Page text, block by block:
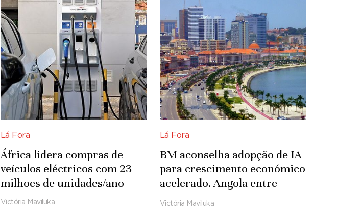
Lá Fora
África lidera compras de
veículos eléctricos com 23
milhões de unidades/ano
Victória Maviluka
Lá Fora
BM aconselha adopção de IA
para crescimento económico
acelerado. Angola entre
países com pior desempenho
Victória Maviluka